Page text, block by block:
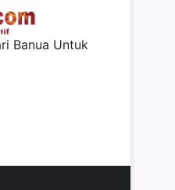
Banua Untuk